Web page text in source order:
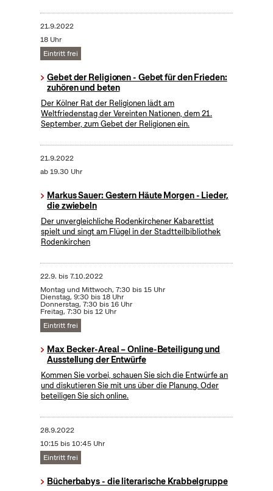
21.9.2022
18 Uhr
Eintritt frei
Gebet der Religionen - Gebet für den Frieden:
zuhören und beten
Der Kölner Rat der Religionen lädt am
Weltfriedenstag der Vereinten Nationen, dem 21.
September, zum Gebet der Religionen ein.
21.9.2022
ab 19.30 Uhr
Markus Sauer: Gestern Häute Morgen - Lieder,
die zwiebeln
Der unvergleichliche Rodenkirchener Kabarettist
spielt und singt am Flügel in der Stadtteilbibliothek
Rodenkirchen
22.9. bis7.10.2022
Montag und Mittwoch, 7:30 bis 15 Uhr
Dienstag, 9:30 bis 18 Uhr
Donnerstag, 7:30 bis 16 Uhr
Freitag, 7:30 bis 12 Uhr
Eintritt frei
Max Becker-Areal – Online-Beteiligung und
Ausstellung der Entwürfe
Kommen Sie vorbei, schauen Sie sich die Entwürfe an
und diskutieren Sie mit uns über die Planung. Oder
beteiligen Sie sich online.
28.9.2022
10:15 bis 10:45 Uhr
Eintritt frei
Bücherbabys - die literarische Krabbelgruppe